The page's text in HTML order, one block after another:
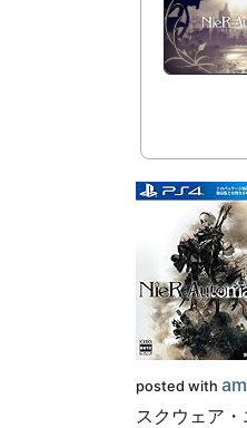
posted with
スクウェア